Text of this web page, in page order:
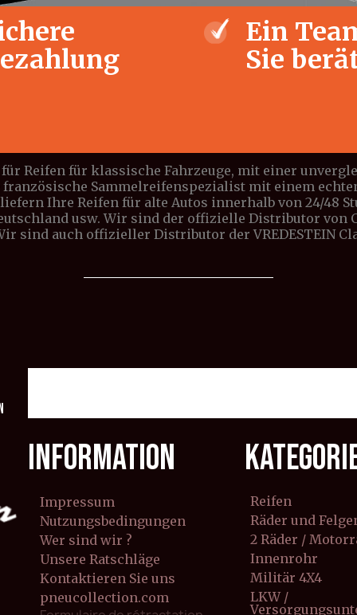
Ein
Sie
Reifen für klassische Fahrzeuge, mit einer
Sammelreifenspezialist mit einem
Ihre Reifen für alte Autos innerhalb von 24/48
usw. Wir sind der offizielle Distributor von
sind auch offizieller Distributor der VREDESTEIN
INFORMATION
Impressum
Nutzungsbedingungen
Wer sind wir ?
Unsere Ratschläge
Kontaktieren Sie uns
pneucollection.com
Reifen
Räder und
2 Räder /
Innenrohr
Militär 4X4
LKW /